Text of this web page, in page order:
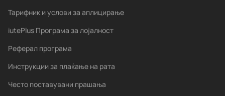
Тарифник и услови за аплицирање
iutePlus Програма за лојалност
Реферал програма
Инструкции за плаќање на рата
Често поставувани прашања